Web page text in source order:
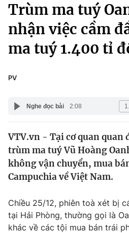
Chuyên mục
Chính trị
Thế giới
Tin tức
Câu chuyện quốc tế
Kinh tế
Tài chính
Thị trường
Dữ liệu và đời sống
Pháp luật
Thể thao
Truyền hình
Văn hóa - Giải trí
Giáo dục
Trùm ma tuý
nhận việc cầm
ma tuý 1.400 tỉ
PV
Nghe đọc bài 2:08
VTV.vn - Tại cơ quan quan
trùm ma tuý Vũ Hoàng
không vận chuyển, mua
Campuchia về Việt Nam.
Chiều 25/12, phiên toà xét bị
tại Hải Phòng, thường gọi là
khác về các tội mua bán trái